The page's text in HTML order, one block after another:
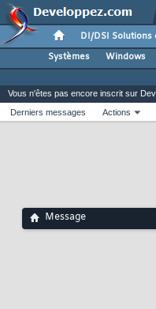
DI/DSI
Systèmes
Windows
Vous n'êtes pas encore inscrit sur
Derniers messages
Actions
Message